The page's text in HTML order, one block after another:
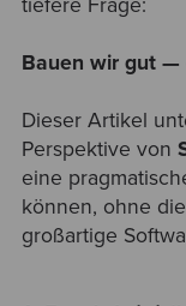
tiefere Frage:
Bauen wir gut —
Dieser Artikel
Perspektive von
eine
können, ohne
großartige